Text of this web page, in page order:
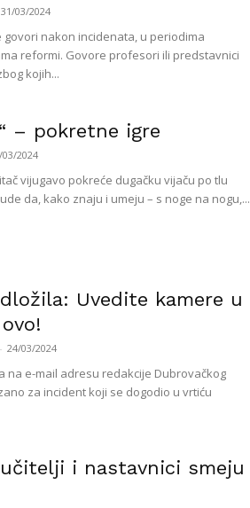
31/03/2024
nakon incidenata, u periodima
reformi. Govore profesori ili predstavnici
kojih...
– pokretne igre
03/2024
vijugavo pokreće dugačku vijaču po tlu
da, kako znaju i umeju – s noge na nogu,...
Uvedite kamere u
- 24/03/2024
na e-mail adresu redakcije Dubrovačkog
za incident koji se dogodio u vrtiću
i nastavnici smeju